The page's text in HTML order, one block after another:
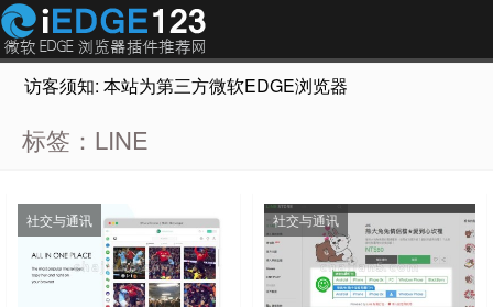
访客须知: 本站为第三方微软EDGE浏览器插件推荐网站，
标签：LINE
社交与通讯 社交与通讯